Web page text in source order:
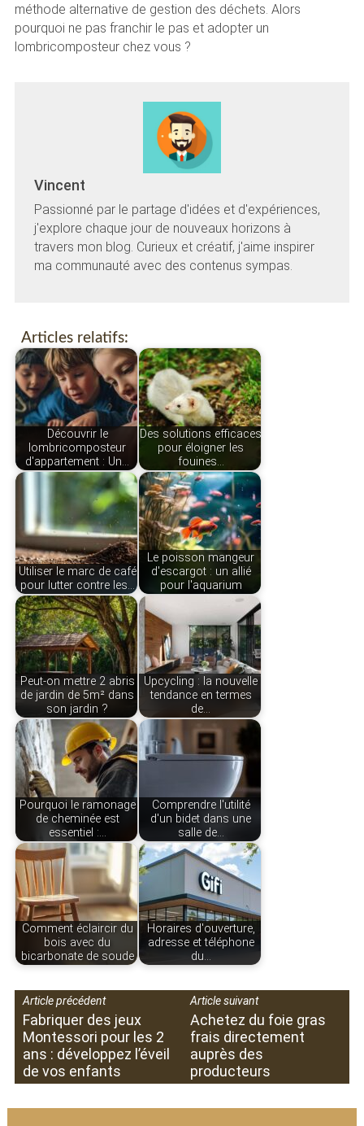
méthode alternative de gestion des déchets. Alors
pourquoi ne pas franchir le pas et adopter un
lombricomposteur chez vous ?
Vincent
Passionné par le partage d'idées et d'expériences,
j'explore chaque jour de nouveaux horizons à
travers mon blog. Curieux et créatif, j'aime inspirer
ma communauté avec des contenus sympas.
Articles relatifs:
Découvrir le
lombricomposteur
d'appartement : Un…
Des solutions efficaces
pour éloigner les
fouines…
Utiliser le marc de café
pour lutter contre les…
Le poisson mangeur
d'escargot : un allié
pour l'aquarium
Peut-on mettre 2 abris
de jardin de 5m² dans
son jardin ?
Upcycling : la nouvelle
tendance en termes
de…
Pourquoi le ramonage
de cheminée est
essentiel :…
Comprendre l'utilité
d'un bidet dans une
salle de…
Comment éclaircir du
bois avec du
bicarbonate de soude
Horaires d'ouverture,
adresse et téléphone
du…
Article précédent
Fabriquer des jeux
Montessori pour les 2
ans : développez l’éveil
de vos enfants
Article suivant
Achetez du foie gras
frais directement
auprès des
producteurs